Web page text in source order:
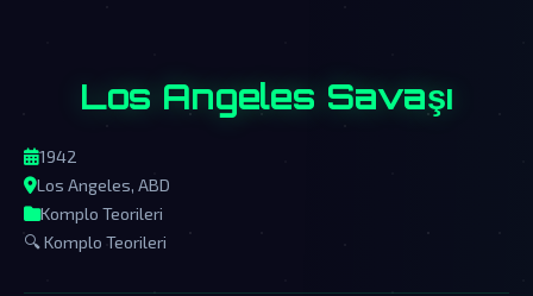
Los Angeles Savaşı
1942
Los Angeles, ABD
Komplo Teorileri
🔍 Komplo Teorileri